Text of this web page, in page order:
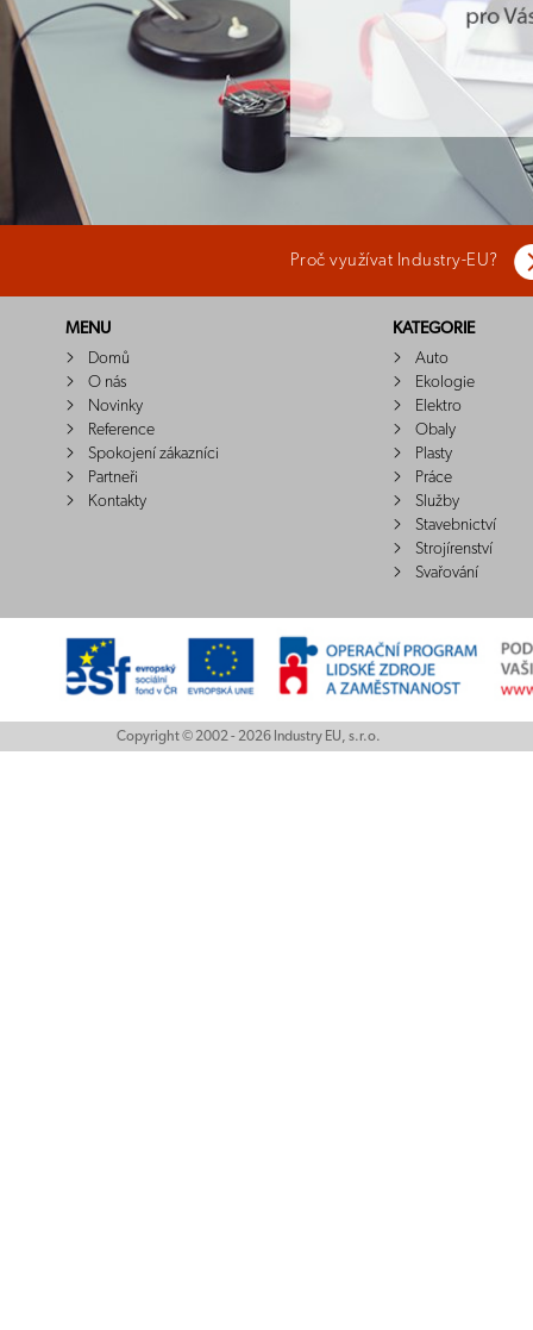
Proč využívat Industry-EU?
MENU
Domů
O nás
Novinky
Reference
Spokojení zákazníci
Partneři
Kontakty
KATEGORIE
Auto
Ekologie
Elektro
Obaly
Plasty
Práce
Služby
Stavebnictví
Strojírenství
Svařování
Copyright © 2002 - 2026 Industry EU, s.r.o.